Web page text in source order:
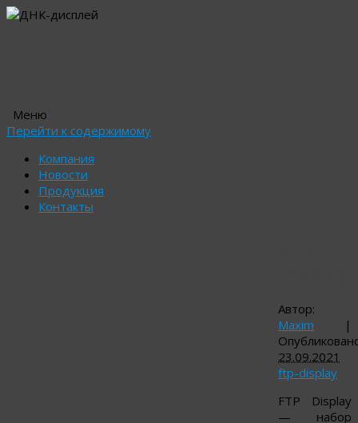
Меню
Перейти к содержимому
Компания
Новости
Продукция
Контакты
Автор:
Maxim
|
23.09.2021
ftp-display
FTP Display
— набор